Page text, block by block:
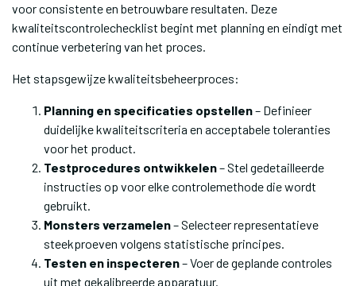
voor consistente en betrouwbare resultaten. Deze
kwaliteitscontrolechecklist begint met planning en eindigt met
continue verbetering van het proces.
Het stapsgewijze kwaliteitsbeheerproces:
Planning en specificaties opstellen– Definieer
duidelijke kwaliteitscriteria en acceptabele toleranties
voor het product.
Testprocedures ontwikkelen– Stel gedetailleerde
instructies op voor elke controlemethode die wordt
gebruikt.
Monsters verzamelen– Selecteer representatieve
steekproeven volgens statistische principes.
Testen en inspecteren– Voer de geplande controles
uit met gekalibreerde apparatuur.